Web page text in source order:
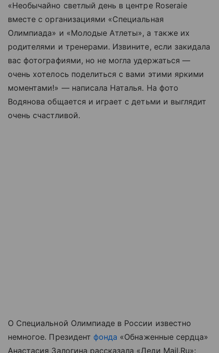
«Необычайно светлый день в центре Roseraie
вместе с организациями «Специальная
Олимпиада» и «Молодые Атлеты», а также их
родителями и тренерами. Извините, если закидала
вас фотографиями, но не могла удержаться —
очень хотелось поделиться с вами этими яркими
моментами!» — написала Наталья. На фото
Водянова общается и играет с детьми и выглядит
очень счастливой.
О Специальной Олимпиаде в России известно
немногое. Президент фонда «Обнаженные сердца»
Анастасия Залогина рассказала «Леди Mail.Ru»: